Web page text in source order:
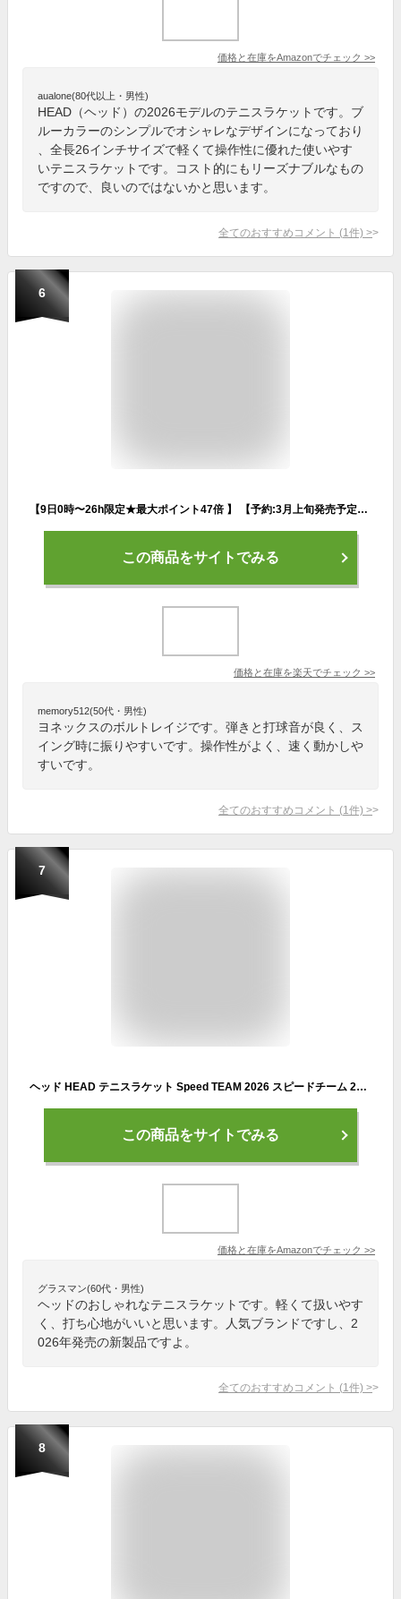
価格と在庫をAmazonでチェック >>
aualone(80代以上・男性)
HEAD（ヘッド）の2026モデルのテニスラケットです。ブ
ルーカラーのシンプルでオシャレなデザインになっており
、全長26インチサイズで軽くて操作性に優れた使いやす
いテニスラケットです。コスト的にもリーズナブルなもの
ですので、良いのではないかと思います。
全てのおすすめコメント (1 件) >
6
【9日0時〜26h限定★最大ポイント47倍 】 【予約:3月上旬発売予定】YONEX ボルトレイジ 5V 02VR5V-653 2026SS ジュエルブルー ボレー重視モデル 前衛 軟式テニス ソフトテニス ヨネックス VOLTRAGE 5V
この商品をサイトでみる
価格と在庫を楽天でチェック >>
memory512(50代・男性)
ヨネックスのボルトレイジです。弾きと打球音が良く、ス
イング時に振りやすいです。操作性がよく、速く動かしや
すいです。
全てのおすすめコメント (1 件) >
7
ヘッド HEAD テニスラケット Speed TEAM 2026 スピードチーム 2026 フレームのみ 232056
この商品をサイトでみる
価格と在庫をAmazonでチェック >>
グラスマン(60代・男性)
ヘッドのおしゃれなテニスラケットです。軽くて扱いやす
く、打ち心地がいいと思います。人気ブランドですし、2
026年発売の新製品ですよ。
全てのおすすめコメント (1 件) >
8